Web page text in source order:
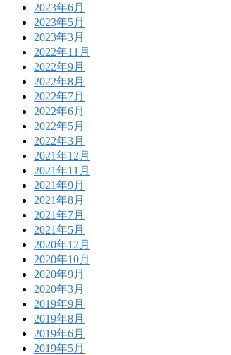
2023年6月
2023年5月
2023年3月
2022年11月
2022年9月
2022年8月
2022年7月
2022年6月
2022年5月
2022年3月
2021年12月
2021年11月
2021年9月
2021年8月
2021年7月
2021年5月
2020年12月
2020年10月
2020年9月
2020年3月
2019年9月
2019年8月
2019年6月
2019年5月